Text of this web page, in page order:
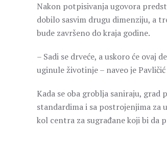
Nakon potpisivanja ugovora
dobilo sasvim drugu dimenziju, a
bude završeno do kraja godine.
– Sadi se drveće, a uskoro će ovaj
uginule životinje – naveo je
Kada se oba groblja saniraju,
standardima i sa postrojenjima za
kol centra za sugrađane koji bi da